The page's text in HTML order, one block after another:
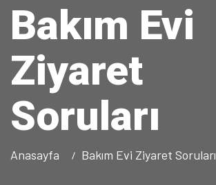
Bakım Evi
Ziyaret
Soruları
Anasayfa Bakım Evi Ziyaret Soruları